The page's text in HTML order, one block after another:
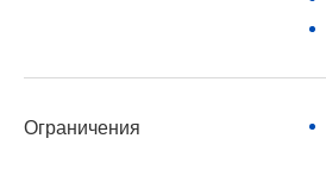
Ограничения